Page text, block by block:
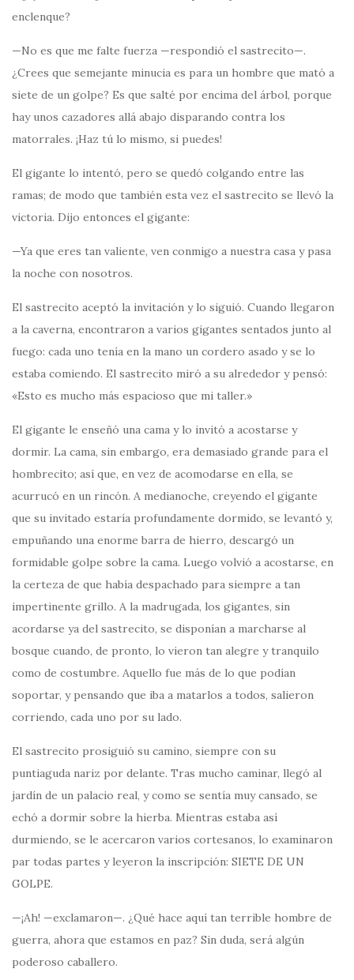
enclenque?
—No es que me falte fuerza —respondió el sastrecito—.
¿Crees que semejante minucia es para un hombre que mató a
siete de un golpe? Es que salté por encima del árbol, porque
hay unos cazadores allá abajo disparando contra los
matorrales. ¡Haz tú lo mismo, si puedes!
El gigante lo intentó, pero se quedó colgando entre las
ramas; de modo que también esta vez el sastrecito se llevó la
victoria. Dijo entonces el gigante:
—Ya que eres tan valiente, ven conmigo a nuestra casa y pasa
la noche con nosotros.
El sastrecito aceptó la invitación y lo siguió. Cuando llegaron
a la caverna, encontraron a varios gigantes sentados junto al
fuego: cada uno tenía en la mano un cordero asado y se lo
estaba comiendo. El sastrecito miró a su alrededor y pensó:
«Esto es mucho más espacioso que mi taller.»
El gigante le enseñó una cama y lo invitó a acostarse y
dormir. La cama, sin embargo, era demasiado grande para el
hombrecito; así que, en vez de acomodarse en ella, se
acurrucó en un rincón. A medianoche, creyendo el gigante
que su invitado estaría profundamente dormido, se levantó y,
empuñando una enorme barra de hierro, descargó un
formidable golpe sobre la cama. Luego volvió a acostarse, en
la certeza de que había despachado para siempre a tan
impertinente grillo. A la madrugada, los gigantes, sin
acordarse ya del sastrecito, se disponían a marcharse al
bosque cuando, de pronto, lo vieron tan alegre y tranquilo
como de costumbre. Aquello fue más de lo que podían
soportar, y pensando que iba a matarlos a todos, salieron
corriendo, cada uno por su lado.
El sastrecito prosiguió su camino, siempre con su
puntiaguda nariz por delante. Tras mucho caminar, llegó al
jardín de un palacio real, y como se sentía muy cansado, se
echó a dormir sobre la hierba. Mientras estaba así
durmiendo, se le acercaron varios cortesanos, lo examinaron
par todas partes y leyeron la inscripción: SIETE DE UN
GOLPE.
—¡Ah! —exclamaron—. ¿Qué hace aquí tan terrible hombre de
guerra, ahora que estamos en paz? Sin duda, será algún
poderoso caballero.